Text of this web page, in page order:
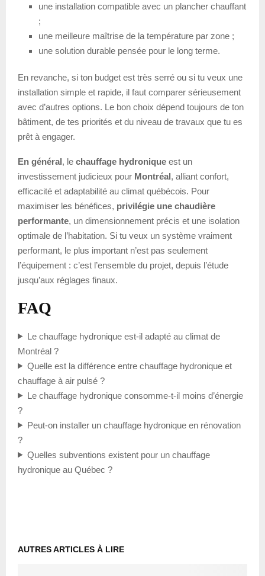
une installation compatible avec un plancher chauffant
;
une meilleure maîtrise de la température par zone ;
une solution durable pensée pour le long terme.
En revanche, si ton budget est très serré ou si tu veux une
installation simple et rapide, il faut comparer sérieusement
avec d’autres options. Le bon choix dépend toujours de ton
bâtiment, de tes priorités et du niveau de travaux que tu es
prêt à engager.
En général, le chauffage hydronique est un
investissement judicieux pour Montréal, alliant confort,
efficacité et adaptabilité au climat québécois. Pour
maximiser les bénéfices, privilégie une chaudière
performante, un dimensionnement précis et une isolation
optimale de l’habitation. Si tu veux un système vraiment
performant, le plus important n’est pas seulement
l’équipement : c’est l’ensemble du projet, depuis l’étude
jusqu’aux réglages finaux.
FAQ
Le chauffage hydronique est-il adapté au climat de
Montréal ?
Quelle est la différence entre chauffage hydronique et
chauffage à air pulsé ?
Le chauffage hydronique consomme-t-il moins d’énergie
?
Peut-on installer un chauffage hydronique en rénovation
?
Quelles subventions existent pour un chauffage
hydronique au Québec ?
AUTRES ARTICLES À LIRE